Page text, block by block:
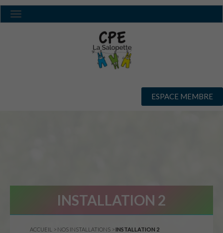
ESPACE MEMBRE
INSTALLATION 2
ACCUEIL > NOS INSTALLATIONS >INSTALLATION 2